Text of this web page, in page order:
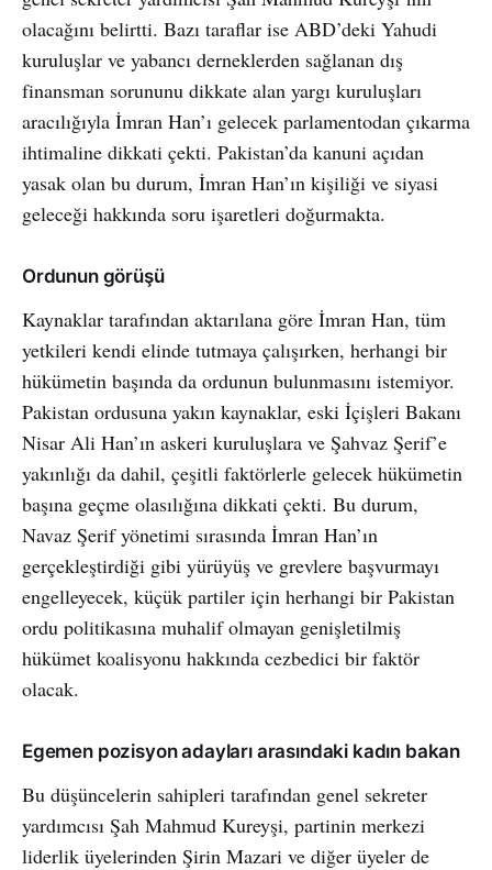
olacağını belirtti. Bazı taraflar ise ABD’deki Yahudi
kuruluşlar ve yabancı derneklerden sağlanan dış
finansman sorununu dikkate alan yargı kuruluşları
aracılığıyla İmran Han’ı gelecek parlamentodan çıkarma
ihtimaline dikkati çekti. Pakistan’da kanuni açıdan
yasak olan bu durum, İmran Han’ın kişiliği ve siyasi
geleceği hakkında soru işaretleri doğurmakta.
Ordunun görüşü
Kaynaklar tarafından aktarılana göre İmran Han, tüm
yetkileri kendi elinde tutmaya çalışırken, herhangi bir
hükümetin başında da ordunun bulunmasını istemiyor.
Pakistan ordusuna yakın kaynaklar, eski İçişleri Bakanı
Nisar Ali Han’ın askeri kuruluşlara ve Şahvaz Şerif’e
yakınlığı da dahil, çeşitli faktörlerle gelecek hükümetin
başına geçme olasılığına dikkati çekti. Bu durum,
Navaz Şerif yönetimi sırasında İmran Han’ın
gerçekleştirdiği gibi yürüyüş ve grevlere başvurmayı
engelleyecek, küçük partiler için herhangi bir Pakistan
ordu politikasına muhalif olmayan genişletilmiş
hükümet koalisyonu hakkında cezbedici bir faktör
olacak.
Egemen pozisyon adayları arasındaki kadın bakan
Bu düşüncelerin sahipleri tarafından genel sekreter
yardımcısı Şah Mahmud Kureyşi, partinin merkezi
liderlik üyelerinden Şirin Mazari ve diğer üyeler de